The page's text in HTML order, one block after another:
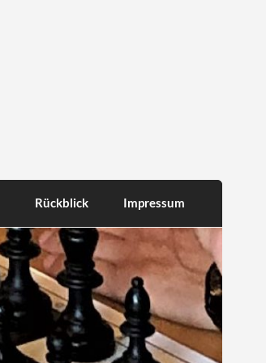
Rückblick Impressum